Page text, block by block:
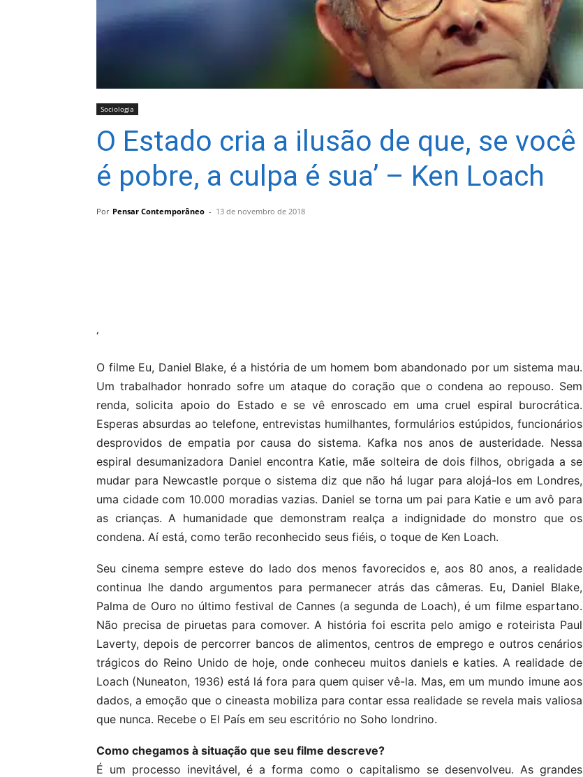
Sociologia
O Estado cria a ilusão de que, se você
é pobre, a culpa é sua’ – Ken Loach
Por Pensar Contemporâneo - 13 de novembro de 2018
‘
O filme Eu, Daniel Blake, é a história de um homem bom abandonado por um sistema mau.
Um trabalhador honrado sofre um ataque do coração que o condena ao repouso. Sem
renda, solicita apoio do Estado e se vê enroscado em uma cruel espiral burocrática.
Esperas absurdas ao telefone, entrevistas humilhantes, formulários estúpidos, funcionários
desprovidos de empatia por causa do sistema. Kafka nos anos de austeridade. Nessa
espiral desumanizadora Daniel encontra Katie, mãe solteira de dois filhos, obrigada a se
mudar para Newcastle porque o sistema diz que não há lugar para alojá-los em Londres,
uma cidade com 10.000 moradias vazias. Daniel se torna um pai para Katie e um avô para
as crianças. A humanidade que demonstram realça a indignidade do monstro que os
condena. Aí está, como terão reconhecido seus fiéis, o toque de Ken Loach.
Seu cinema sempre esteve do lado dos menos favorecidos e, aos 80 anos, a realidade
continua lhe dando argumentos para permanecer atrás das câmeras. Eu, Daniel Blake,
Palma de Ouro no último festival de Cannes (a segunda de Loach), é um filme espartano.
Não precisa de piruetas para comover. A história foi escrita pelo amigo e roteirista Paul
Laverty, depois de percorrer bancos de alimentos, centros de emprego e outros cenários
trágicos do Reino Unido de hoje, onde conheceu muitos daniels e katies. A realidade de
Loach (Nuneaton, 1936) está lá fora para quem quiser vê-la. Mas, em um mundo imune aos
dados, a emoção que o cineasta mobiliza para contar essa realidade se revela mais valiosa
que nunca. Recebe o El País em seu escritório no Soho londrino.
Como chegamos à situação que seu filme descreve?
É um processo inevitável, é a forma como o capitalismo se desenvolveu. As grandes